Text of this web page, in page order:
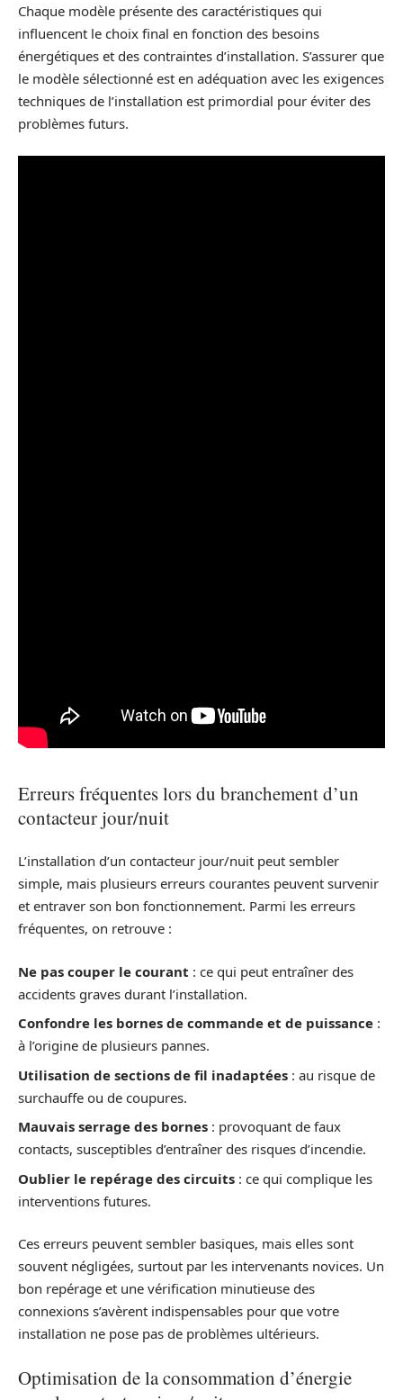
Chaque modèle présente des caractéristiques qui
influencent le choix final en fonction des besoins
énergétiques et des contraintes d’installation. S’assurer que
le modèle sélectionné est en adéquation avec les exigences
techniques de l’installation est primordial pour éviter des
problèmes futurs.
Erreurs fréquentes lors du branchement d’un
contacteur jour/nuit
L’installation d’un contacteur jour/nuit peut sembler
simple, mais plusieurs erreurs courantes peuvent survenir
et entraver son bon fonctionnement. Parmi les erreurs
fréquentes, on retrouve :
Ne pas couper le courant : ce qui peut entraîner des
accidents graves durant l’installation.
Confondre les bornes de commande et de puissance :
à l’origine de plusieurs pannes.
Utilisation de sections de fil inadaptées : au risque de
surchauffe ou de coupures.
Mauvais serrage des bornes : provoquant de faux
contacts, susceptibles d’entraîner des risques d’incendie.
Oublier le repérage des circuits : ce qui complique les
interventions futures.
Ces erreurs peuvent sembler basiques, mais elles sont
souvent négligées, surtout par les intervenants novices. Un
bon repérage et une vérification minutieuse des
connexions s’avèrent indispensables pour que votre
installation ne pose pas de problèmes ultérieurs.
Optimisation de la consommation d’énergie